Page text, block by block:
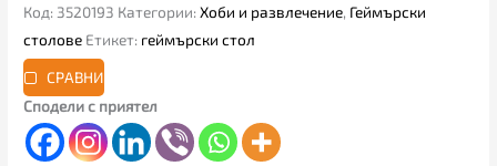
Код: 3520193 Категории:Хоби и развлечение, Геймърски
столове Етикет: геймърски стол
СРАВНИ
Сподели с приятел